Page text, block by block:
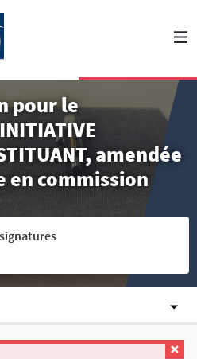
pour le
amendée
en commission